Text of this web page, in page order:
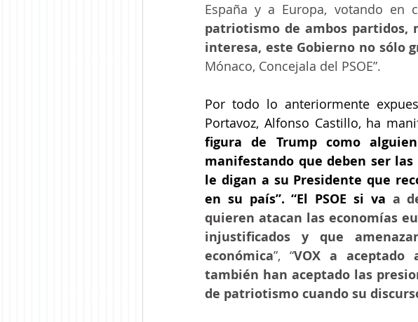
España y a Europa, votando en
patriotismo de ambos partidos,
interesa, este Gobierno no sólo
Mónaco, Concejala del PSOE”.
Por todo lo anteriormente
Portavoz, Alfonso Castillo, ha
figura de Trump como
manifestando que deben ser
le digan a su Presidente que
en su país”. “El PSOE si va a
quieren atacan las economías
injustificados y que
económica”, “VOX a aceptado
también han aceptado las
de patriotismo cuando su